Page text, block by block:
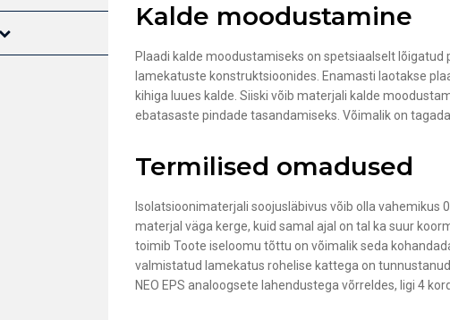
Kalde moodustamine
Plaadi kalde moodustamiseks on spetsiaalselt
lamekatuste konstruktsioonides. Enamasti laotakse
kihiga luues kalde. Siiski võib materjali kalde
ebatasaste pindade tasandamiseks. Võimalik on
Termilised omadused
Isolatsioonimaterjali soojusläbivus võib olla vahemikus
materjal väga kerge, kuid samal ajal on tal ka suur
toimib Toote iseloomu tõttu on võimalik seda
valmistatud lamekatus rohelise kattega on
NEO EPS analoogsete lahendustega võrreldes, ligi 4